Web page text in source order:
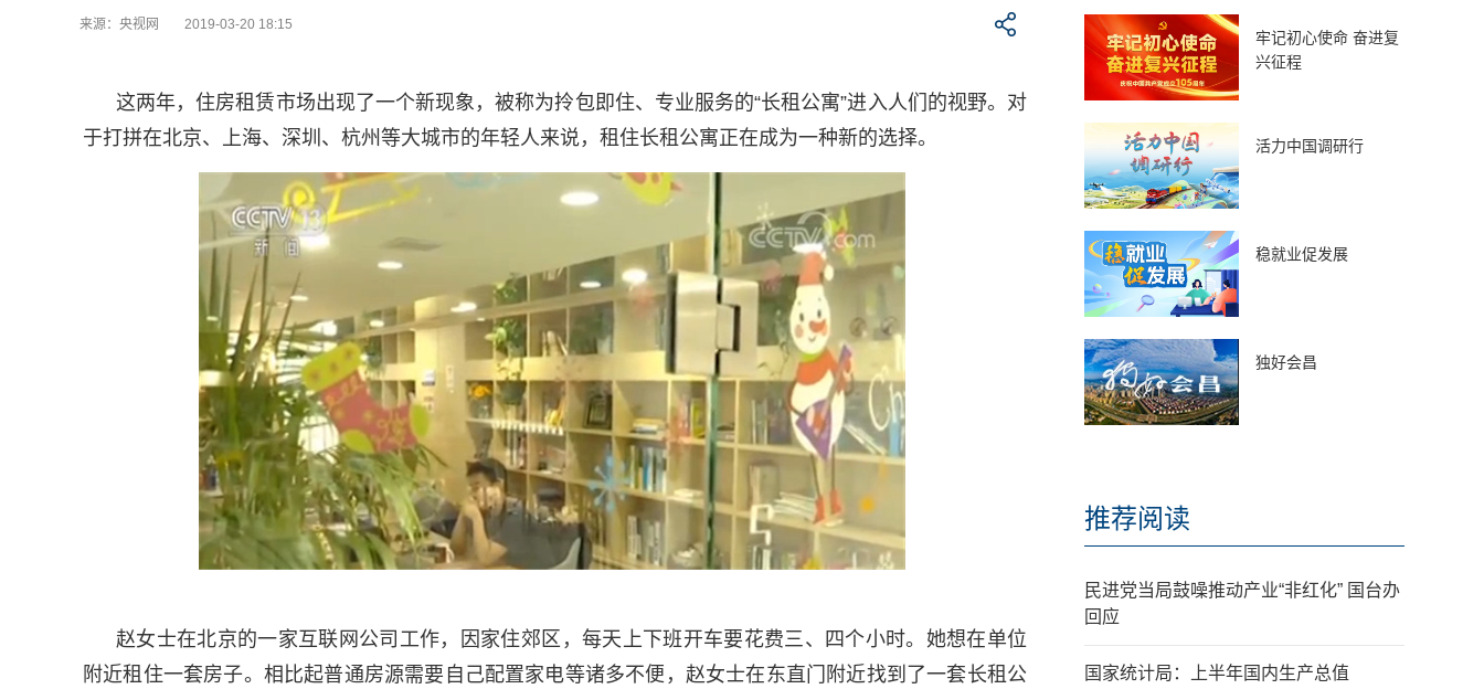
来源：央视网 2019-03-20 18:15
这两年，住房租赁市场出现了一个新现象，被称为拎包即住、专业服务的“长租公寓”进入人们的视野。对
于打拼在北京、上海、深圳、杭州等大城市的年轻人来说，租住长租公寓正在成为一种新的选择。
赵女士在北京的一家互联网公司工作，因家住郊区，每天上下班开车要花费三、四个小时。她想在单位
附近租住一套房子。相比起普通房源需要自己配置家电等诸多不便，赵女士在东直门附近找到了一套长租公
牢记初心使命 奋进复
兴征程
活力中国调研行
稳就业促发展
独好会昌
推荐阅读
民进党当局鼓噪推动产业“非红化” 国台办
回应
国家统计局：上半年国内生产总值